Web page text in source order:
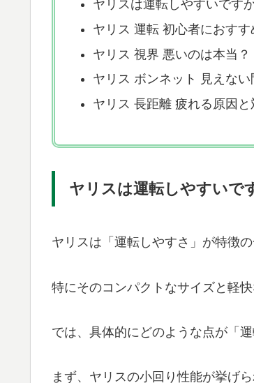
ヤリスは運転しやすいです
ヤリス 運転 初心者におすす
ヤリス 視界 悪いのは本当？
ヤリス ボンネット 見えない
ヤリス 長距離 疲れる原因と
ヤリスは運転しやすいで
ヤリスは「運転しやすさ」が特徴
特にそのコンパクトなサイズと軽
では、具体的にどのような点が「
まず、ヤリスの小回り性能が挙げら